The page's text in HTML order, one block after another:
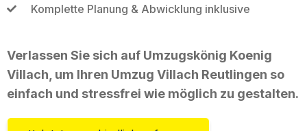
Komplette Planung & Abwicklung inklusive
Verlassen Sie sich auf Umzugskönig Koenig
Villach, um Ihren Umzug Villach Reutlingen so
einfach und stressfrei wie möglich zu gestalten.